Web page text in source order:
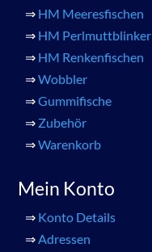
⇒ HM Meeresfischen
⇒ HM Perlmuttblinker
⇒ HM Renkenfischen
⇒Wobbler
⇒Gummifische
⇒ Zubehör
⇒Warenkorb
Mein Konto
⇒ Konto Details
⇒Adressen